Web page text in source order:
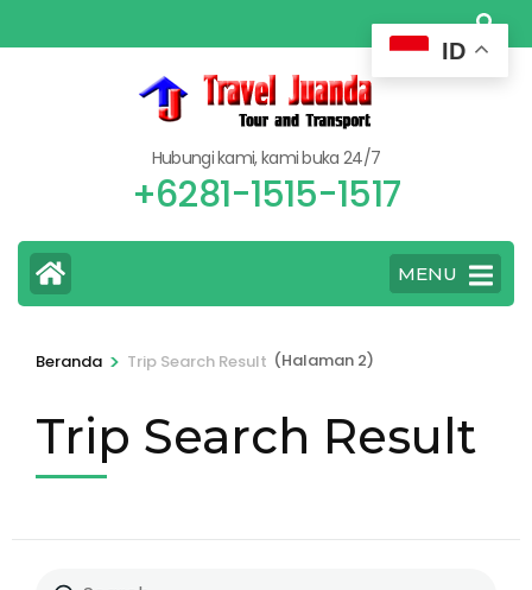
ke
Hubungi kami, kami buka 24/7
+6281-1515-1517
MENU
Beranda > Trip Search Result (Halaman 2)
Trip Search Result
ID